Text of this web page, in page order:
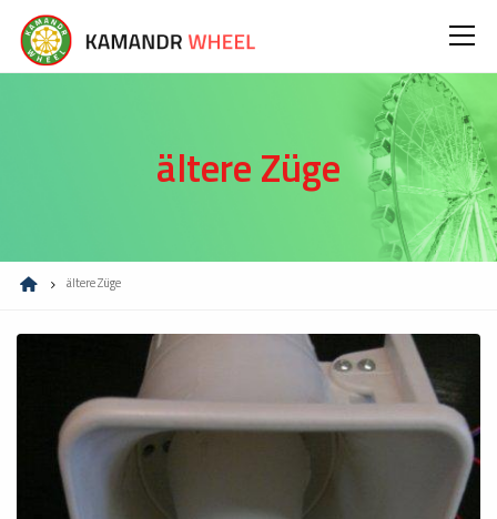
ältere Züge
ältere Züge